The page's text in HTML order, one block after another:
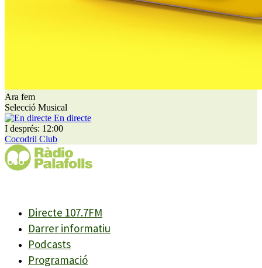
Ara fem
Selecció Musical
En directe
I després: 12:00
Cocodril Club
Directe 107.7FM
Darrer informatiu
Podcasts
Programació